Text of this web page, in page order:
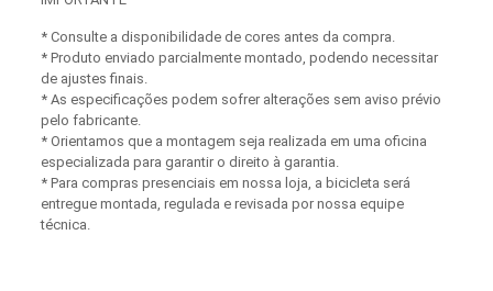
* Consulte a disponibilidade de cores antes da compra.
* Produto enviado parcialmente montado, podendo necessitar
de ajustes finais.
* As especificações podem sofrer alterações sem aviso prévio
pelo fabricante.
* Orientamos que a montagem seja realizada em uma oficina
especializada para garantir o direito à garantia.
* Para compras presenciais em nossa loja, a bicicleta será
entregue montada, regulada e revisada por nossa equipe
técnica.